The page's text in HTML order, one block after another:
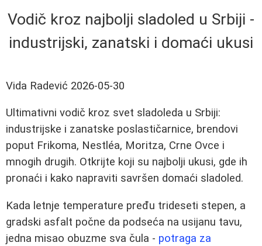
Vodič kroz najbolji sladoled u Srbiji -
industrijski, zanatski i domaći ukusi
Vida Radević 2026-05-30
Ultimativni vodič kroz svet sladoleda u Srbiji:
industrijske i zanatske poslastičarnice, brendovi
poput Frikoma, Nestléa, Moritza, Crne Ovce i
mnogih drugih. Otkrijte koji su najbolji ukusi, gde ih
pronaći i kako napraviti savršen domaći sladoled.
Kada letnje temperature pređu trideseti stepen, a
gradski asfalt počne da podseća na usijanu tavu,
jedna misao obuzme sva čula - potraga za